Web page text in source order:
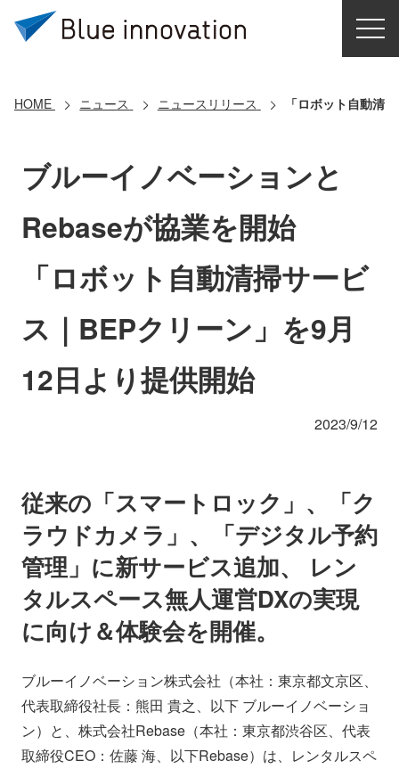
導入事例
コアテクノロジー
クラウドモビリティ研究所
ニュース
IR情報 English
HOME ニュース ニュースリリース 「ロボット自動清
ブルーイノベーションと
Rebaseが協業を開始
「ロボット自動清掃サービ
ス｜BEPクリーン」を9月
12日より提供開始
2023/9/12
従来の「スマートロック」、「ク
ラウドカメラ」、「デジタル予約
管理」に新サービス追加、 レン
タルスペース無人運営DXの実現
に向け＆体験会を開催。
ブルーイノベーション株式会社（本社：東京都文京区、
代表取締役社長：熊田 貴之、以下 ブルーイノベーショ
ン）と、株式会社Rebase（本社：東京都渋谷区、代表
取締役CEO：佐藤 海、以下Rebase）は、レンタルスペ